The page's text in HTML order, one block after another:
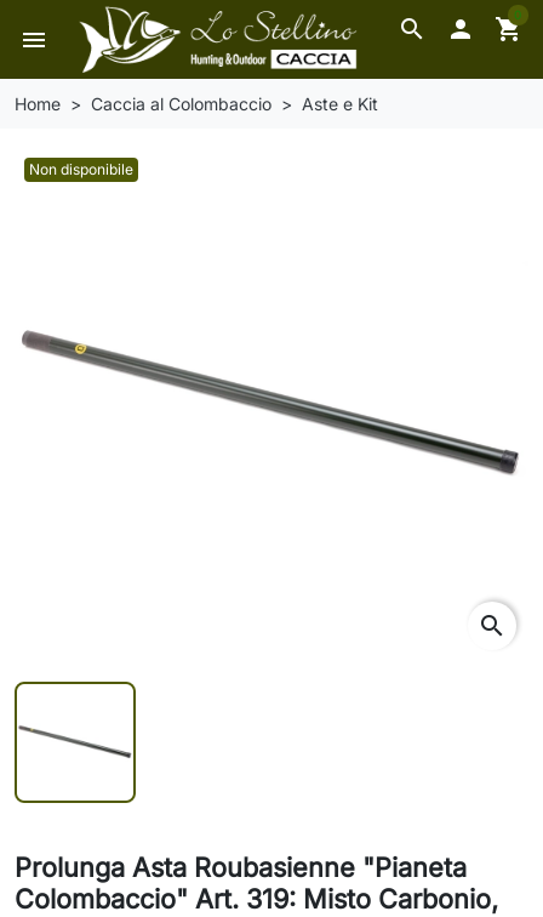
search
menu  shopping_cart
0
Home Caccia al Colombaccio Aste e Kit
Non disponibile
search
Prolunga Asta Roubasienne "Pianeta
Colombaccio" Art. 319: Misto Carbonio,